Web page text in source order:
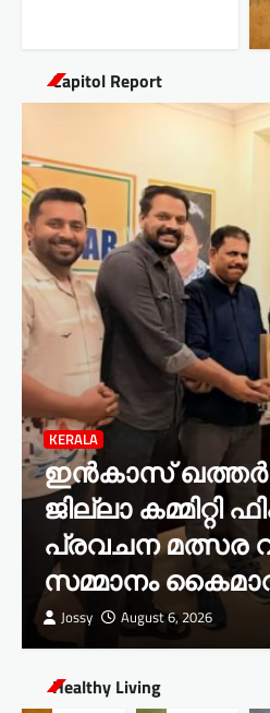
Capitol Report
KERALA
ഇൻകാസ് ഖത്തർ
ജില്ലാ കമ്മിറ്റി
പ്രവചന മത്സര
സമ്മാനം
Jossy August 6, 2026
Healthy Living